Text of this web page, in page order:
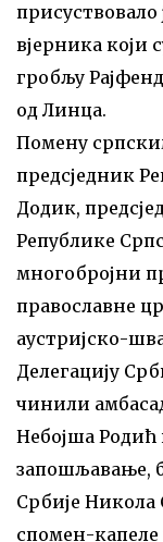
присуствовало
вјерника који
гробљу
од Линца.
Помену
предсједник
Додик,
Републике
многобројни
православне
аустријско-
Делегацију
чинили
Небојша Родић
запошљавање,
Србије
спомен-